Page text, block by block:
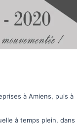
à Amiens, puis à
à temps plein, dans